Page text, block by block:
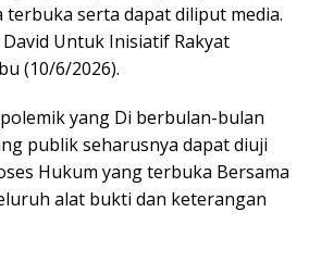
terbuka serta dapat diliput media.
Untuk Inisiatif Rakyat
(10/6/2026).
yang Di berbulan-bulan
publik seharusnya dapat diuji
Hukum yang terbuka Bersama
alat bukti dan keterangan